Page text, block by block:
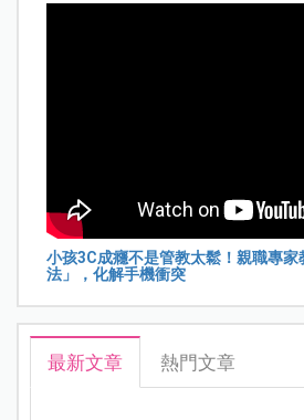
小孩3C成癮不是管教太鬆！親職專家
法」，化解手機衝突
最新文章 熱門文章